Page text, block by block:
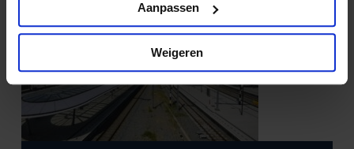
Aanpassen
Weigeren